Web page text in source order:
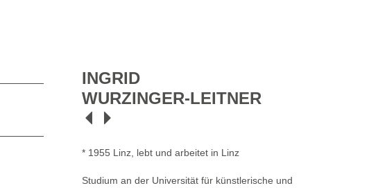
INGRID
WURZINGER-LEITNER
* 1955 Linz, lebt und arbeitet in Linz
Studium an der Universität für künstlerische und